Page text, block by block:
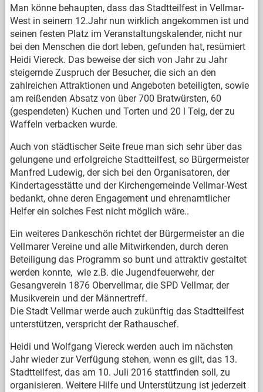
Man könne behaupten, dass das Stadtteilfest in Vellmar-
West in seinem 12.Jahr nun wirklich angekommen ist und
seinen festen Platz im Veranstaltungskalender, nicht nur
bei den Menschen die dort leben, gefunden hat, resümiert
Heidi Viereck. Das beweise der sich von Jahr zu Jahr
steigernde Zuspruch der Besucher, die sich an den
zahlreichen Attraktionen und Angeboten beteiligten, sowie
am reißenden Absatz von über 700 Bratwürsten, 60
(gespendeten) Kuchen und Torten und 20 l Teig, der zu
Waffeln verbacken wurde.
Auch von städtischer Seite freue man sich sehr über das
gelungene und erfolgreiche Stadtteilfest, so Bürgermeister
Manfred Ludewig, der sich bei den Organisatoren, der
Kindertagesstätte und der Kirchengemeinde Vellmar-West
bedankt, ohne deren Engagement und ehrenamtlicher
Helfer ein solches Fest nicht möglich wäre..
Ein weiteres Dankeschön richtet der Bürgermeister an die
Vellmarer Vereine und alle Mitwirkenden, durch deren
Beteiligung das Programm so bunt und attraktiv gestaltet
werden konnte, wie z.B. die Jugendfeuerwehr, der
Gesangverein 1876 Obervellmar, die SPD Vellmar, der
Musikverein und der Männertreff.
Die Stadt Vellmar werde auch zukünftig das Stadtteilfest
unterstützen, verspricht der Rathauschef.
Heidi und Wolfgang Viereck werden auch im nächsten
Jahr wieder zur Verfügung stehen, wenn es gilt, das 13.
Stadtteilfest, das am 10. Juli 2016 stattfinden soll, zu
organisieren. Weitere Hilfe und Unterstützung ist jederzeit